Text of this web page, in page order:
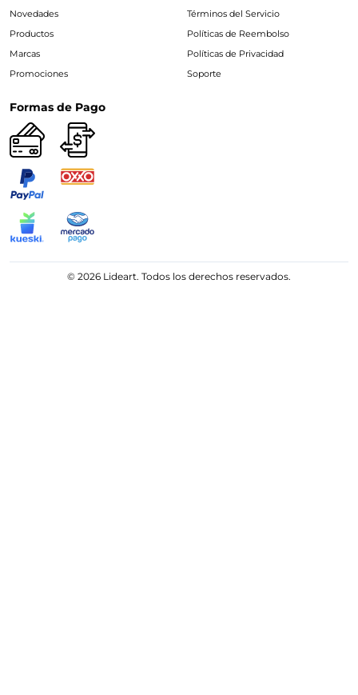
Novedades
Productos
Marcas
Promociones
Términos del Servicio
Políticas de Reembolso
Políticas de Privacidad
Soporte
Formas de Pago
© 2026 Lideart. Todos los derechos reservados.